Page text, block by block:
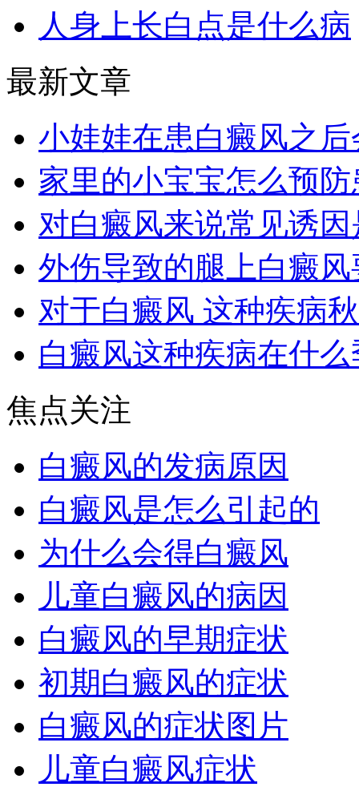
人身上长白点是什么病
最新文章
小娃娃在患白癜风之
家里的小宝宝怎么预
对白癜风来说常见诱
外伤导致的腿上白癜
对于白癜风 这种疾病
白癜风这种疾病在什
焦点关注
白癜风的发病原因
白癜风是怎么引起的
为什么会得白癜风
儿童白癜风的病因
白癜风的早期症状
初期白癜风的症状
白癜风的症状图片
儿童白癜风症状